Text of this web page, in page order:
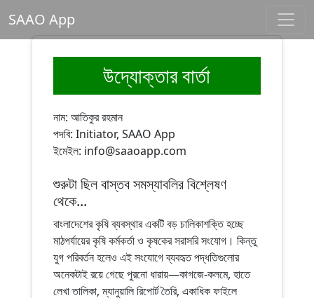
SAAO App
উদ্যোক্তার বার্তা
নাম: আতিকুর রহমান
পদবি: Initiator, SAAO App
ইমেইল: info@saaoapp.com
শুরুটা ছিল বাস্তব সমস্যাবলির বিশ্লেষণ
থেকে...
বাংলাদেশের কৃষি ব্যবস্থার একটি বড় চালিকাশক্তি হচ্ছে
মাঠপর্যায়ের কৃষি কর্মকর্তা ও কৃষকের সরাসরি সংযোগ। কিন্তু
যুগ পরিবর্তন হলেও এই সংযোগে ব্যবহৃত পদ্ধতিগুলোর
অনেকটাই রয়ে গেছে পুরনো ধারায়—কাগজে-কলমে, হাতে
লেখা তালিকা, ম্যানুয়ালি রিপোর্ট তৈরি, একাধিক ফাইলে